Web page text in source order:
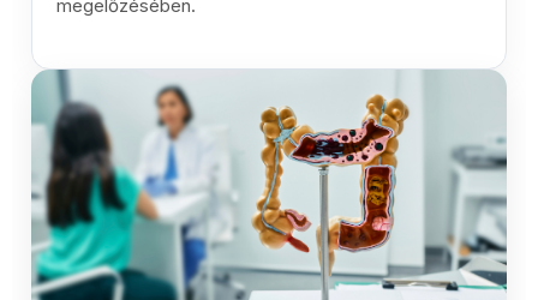
megelőzésében.